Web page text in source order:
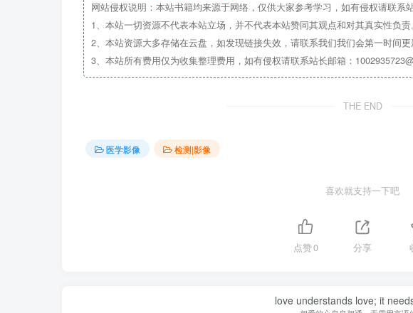
网站侵权说明：本站书籍均来源于网络，仅供大家参考学习，如有侵权请联系
1、本站一切资源不代表本站立场，并不代表本站赞同其观点和对其真实性负责。
2、本站资源大多存储在云盘，如发现链接失效，请联系我们我们会第一时间更
3、本站所有费用仅为收集整理费用，如有侵权请联系站长邮箱：
THE END
医学影像 检测|影像
喜欢就支持一下吧
点赞0 分享
love understands love; it